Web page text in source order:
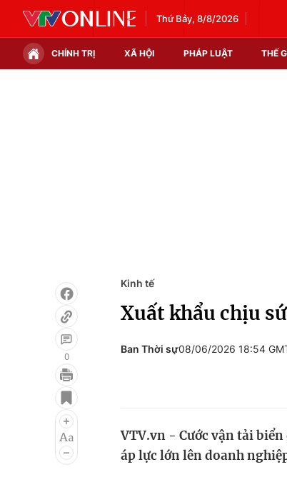
Thứ Bảy, 8/8/2026
CHÍNH TRỊ XÃ HỘI PHÁP LUẬT THẾ
Điện ảnh
Âm nhạc
Làm đẹp
0
Kinh tế
Xuất khẩu chịu
Ban Thời sự08/06/2026 18:54
VTV.vn - Cước vận tải
áp lực lớn lên doanh